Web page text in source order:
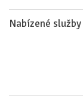
Nabízené služby